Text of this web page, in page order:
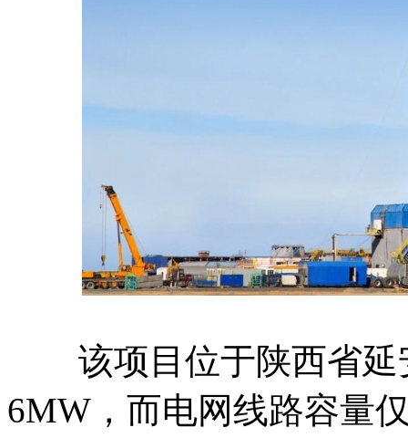
该项目位于陕西省延
6MW，而电网线路容量